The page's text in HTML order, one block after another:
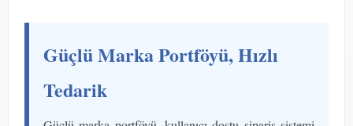
Güçlü Marka Portföyü, Hızlı
Tedarik